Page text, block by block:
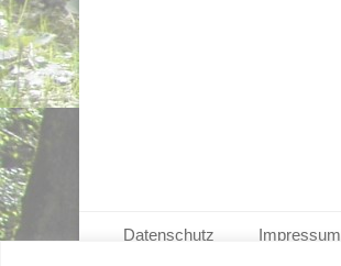
Seitenfuß-Menü
Datenschutz Impressum